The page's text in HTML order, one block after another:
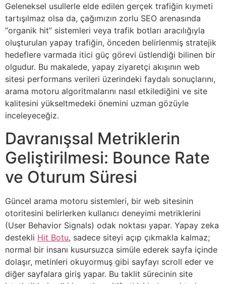
Geleneksel usullerle elde edilen gerçek trafiğin kıymeti
tartışılmaz olsa da, çağımızın zorlu SEO arenasında
“organik hit” sistemleri veya trafik botları aracılığıyla
oluşturulan yapay trafiğin, önceden belirlenmiş stratejik
hedeflere varmada itici güç görevi üstlendiği bilinen bir
olgudur. Bu makalede, yapay ziyaretçi akışının web
sitesi performans verileri üzerindeki faydalı sonuçlarını,
arama motoru algoritmalarını nasıl etkilediğini ve site
kalitesini yükseltmedeki önemini uzman gözüyle
inceleyeceğiz.
Davranışsal Metriklerin
Geliştirilmesi: Bounce Rate
ve Oturum Süresi
Güncel arama motoru sistemleri, bir web sitesinin
otoritesini belirlerken kullanıcı deneyimi metriklerini
(User Behavior Signals) odak noktası yapar. Yapay zeka
destekli Hit Botu, sadece siteyi açıp çıkmakla kalmaz;
normal bir insanı kusursuzca simüle ederek sayfa içinde
dolaşır, metinleri okuyormuş gibi sayfayı scroll eder ve
diğer sayfalara giriş yapar. Bu taklit sürecinin site